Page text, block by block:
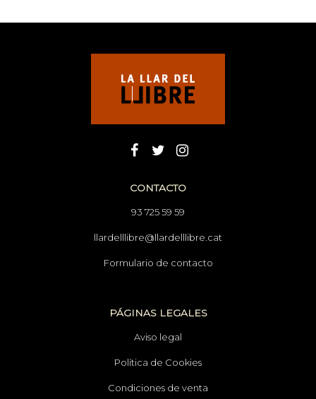
CONTACTO
93 725 59 59
llardelllibre@llardelllibre.cat
Formulario de contacto
PÁGINAS LEGALES
Aviso legal
Política de Cookies
Condiciones de venta